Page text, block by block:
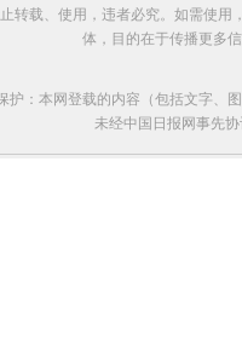
转载、使用，违者必究。如需使用
体，目的在于传播更多
护：本网登载的内容（包括文字、
未经中国日报网事先